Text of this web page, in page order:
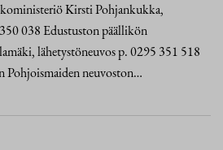
Kirsti Pohjankukka,
038 Edustuston päällikön
lähetystöneuvos p. 0295 351 518
Pohjoismaiden neuvoston…